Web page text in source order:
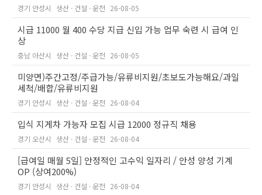
경기 안성시 생산 · 건설 · 운전 26-08-05
시급 11000 월 400 수당 지급 신입 가능 업무 숙련 시 급여 인
상
충남 아산시 생산 · 건설 · 운전 26-08-05
미양면)주간고정/주급가능/유류비지원/초보도가능해요/과일
세척/배합/유류비지원
경기 안성시 생산 · 건설 · 운전 26-08-04
입식 지게차 가능자 모집 시급 12000 정규직 채용
경기 오산시 생산 · 건설 · 운전 26-08-04
[급여일 매월 5일] 안정적인 고수익 일자리 / 안성 양성 기계
OP (상여200%)
경기 안성시 생산 · 건설 · 운전 26-08-04